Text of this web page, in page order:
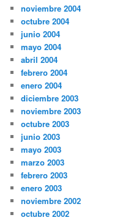
noviembre 2004
octubre 2004
junio 2004
mayo 2004
abril 2004
febrero 2004
enero 2004
diciembre 2003
noviembre 2003
octubre 2003
junio 2003
mayo 2003
marzo 2003
febrero 2003
enero 2003
noviembre 2002
octubre 2002